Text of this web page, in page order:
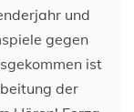
und
gegen
ist
der